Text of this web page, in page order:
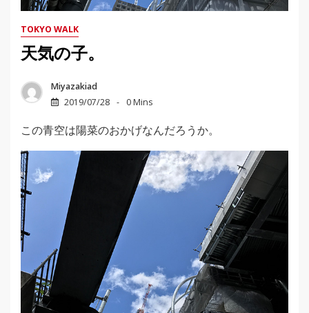
TOKYO WALK
天気の子。
Miyazakiad
2019/07/28
0 Mins
この青空は陽菜のおかげなんだろうか。